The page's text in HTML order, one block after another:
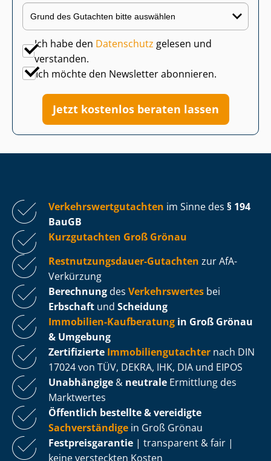
Ich habe den Datenschutz gelesen und
verstanden.
Ich möchte den Newsletter abonnieren.
Jetzt kostenlos beraten lassen
Ver­kehrs­wert­gut­ach­ten im Sinne des § 194
BauGB
Kurzgutachten Groß Grönau
Rest­nut­zungs­dau­er-Gutachten zur AfA-
Verkürzung
Berechnung des Verkehrswertes bei
Erbschaft und Scheidung
Immobilien-Kaufberatung in Groß Grönau
& Umgebung
Zertifizierte Im­mo­bi­li­en­gut­ach­ter nach DIN
17024 von TÜV, DEKRA, IHK, DIA und EIPOS
Unabhängige & neutrale Ermittlung des
Marktwertes
Öffentlich bestellte & vereidigte
Sachverständige in Groß Grönau
Fest­preis­ga­ran­tie | transparent & fair |
keine versteckten Kosten